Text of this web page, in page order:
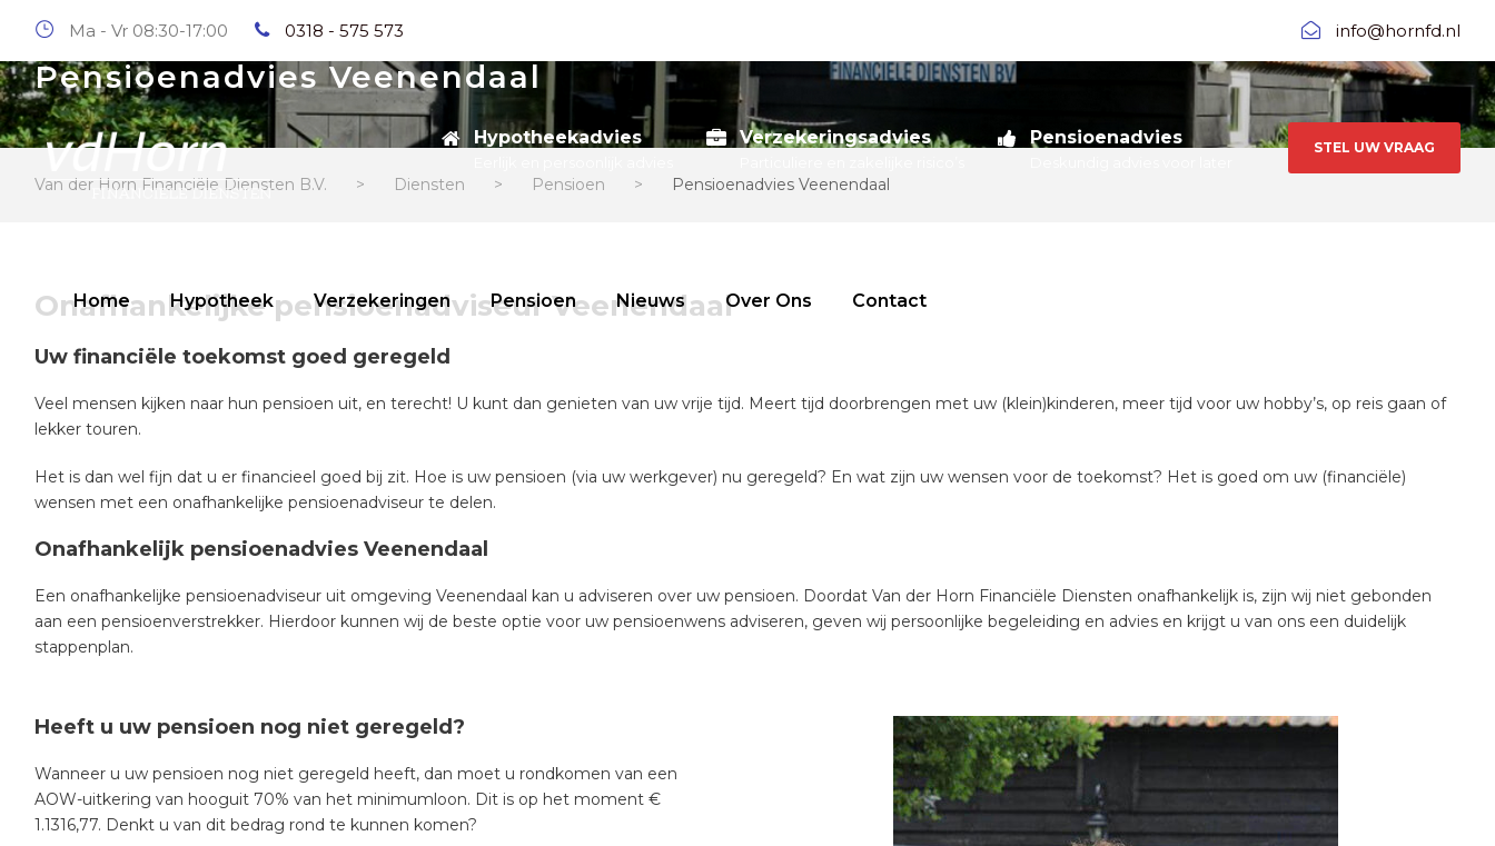
Ma - Vr 08:30-17:00 0318 - 575 573 info@hornfd.nl
Hypotheekadvies Verzekeringsadvies Pensioenadvies STEL UW VRAAG
Home Hypotheek Verzekeringen Pensioen Nieuws Over Ons Contact
Pensioenadvies Veenendaal
Van der Horn Financiële Diensten B.V. > Diensten > Pensioen > Pensioenadvies Veenendaal
Onafhankelijke pensioenadviseur Veenendaal
Uw financiële toekomst goed geregeld
Veel mensen kijken naar hun pensioen uit, en terecht! U kunt dan genieten van uw vrije tijd. Meert tijd doorbrengen met uw (klein)kinderen, meer tijd voor uw hobby’s, op reis gaan of
lekker touren.
Het is dan wel fijn dat u er financieel goed bij zit. Hoe is uw pensioen (via uw werkgever) nu geregeld? En wat zijn uw wensen voor de toekomst? Het is goed om uw (financiële)
wensen met een onafhankelijke pensioenadviseur te delen.
Onafhankelijk pensioenadvies Veenendaal
Een onafhankelijke pensioenadviseur uit omgeving Veenendaal kan u adviseren over uw pensioen. Doordat Van der Horn Financiële Diensten onafhankelijk is, zijn wij niet gebonden
aan een pensioenverstrekker. Hierdoor kunnen wij de beste optie voor uw pensioenwens adviseren, geven wij persoonlijke begeleiding en advies en krijgt u van ons een duidelijk
stappenplan.
Heeft u uw pensioen nog niet geregeld?
Wanneer u uw pensioen nog niet geregeld heeft, dan moet u rondkomen van een
AOW-uitkering van hooguit 70% van het minimumloon. Dit is op het moment €
1.1316,77. Denkt u van dit bedrag rond te kunnen komen?